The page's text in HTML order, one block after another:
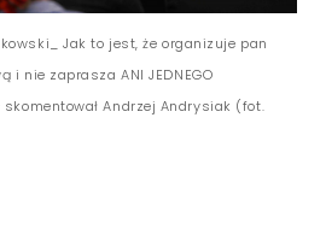
Jak to jest, że organizuje pan
i nie zaprasza ANI JEDNEGO
Andrzej Andrysiak (fot.